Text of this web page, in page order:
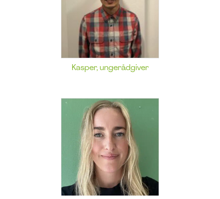
Kasper, ungerådgiver